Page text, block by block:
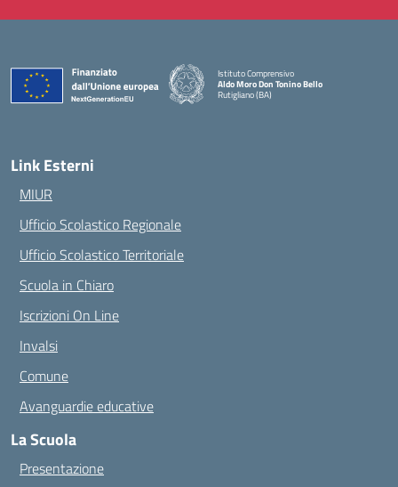
Istituto Comprensivo
Aldo Moro Don Tonino Bello
Rutigliano (BA)
— Visita la pagina iniziale della scuola
Link Esterni
MIUR
Ufficio Scolastico Regionale
Ufficio Scolastico Territoriale
Scuola in Chiaro
Iscrizioni On Line
Invalsi
Comune
Avanguardie educative
La Scuola
Presentazione